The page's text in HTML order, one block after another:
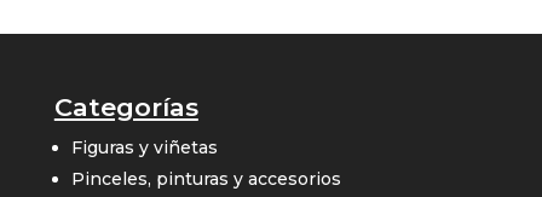
Categorías
Figuras y viñetas
Pinceles, pinturas y accesorios